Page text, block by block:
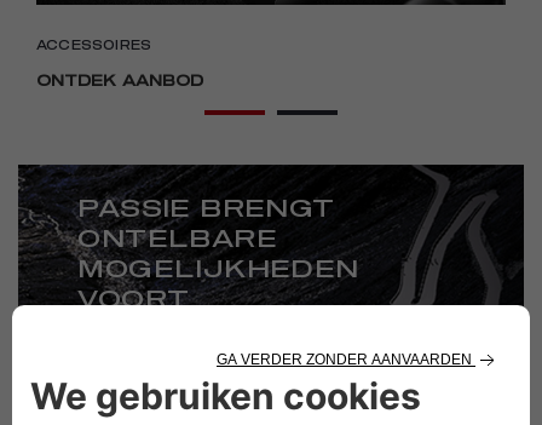
ACCESSOIRES
ONTDEK AANBOD
PASSIE BRENGT
ONTELBARE
MOGELIJKHEDEN
VOORT
GA NAAR ACCESSOIRES